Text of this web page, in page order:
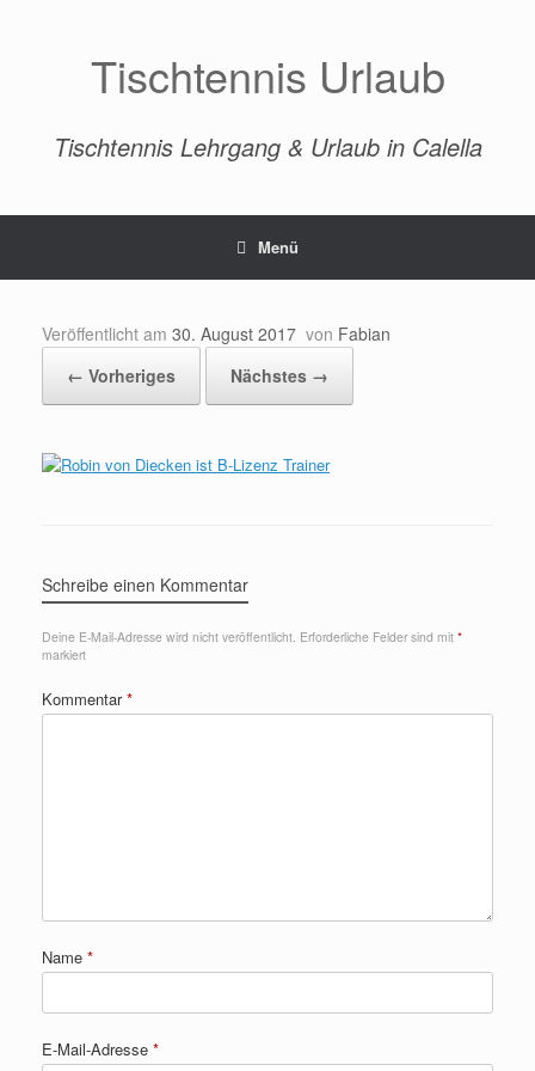
Tischtennis Urlaub
Tischtennis Lehrgang & Urlaub in Calella
Menü
Veröffentlicht am 30. August 2017 von Fabian
← Vorheriges
Nächstes →
Schreibe einen Kommentar
Deine E-Mail-Adresse wird nicht veröffentlicht. Erforderliche Felder sind mit *
markiert
Kommentar*
Name *
E-Mail-Adresse *